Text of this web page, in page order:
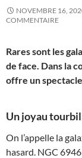
NOVEMBRE 16,
COMMENTAIRE
Rares sont les
de face. Dans la
offre un
Un joyau
On l’appelle la
hasard. NGC